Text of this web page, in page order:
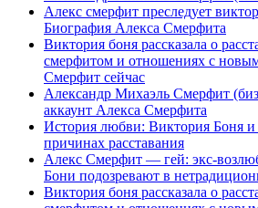
Алекс смерфит преследует
Биография Алекса Смерфита
Виктория боня рассказала о
смерфитом и отношениях с
Смерфит сейчас
Александр Михаэль Смерфит
аккаунт Алекса Смерфита
История любви: Виктория Боня
причинах расставания
Алекс Смерфит — гей: экс-
Бони подозревают в
Виктория боня рассказала о